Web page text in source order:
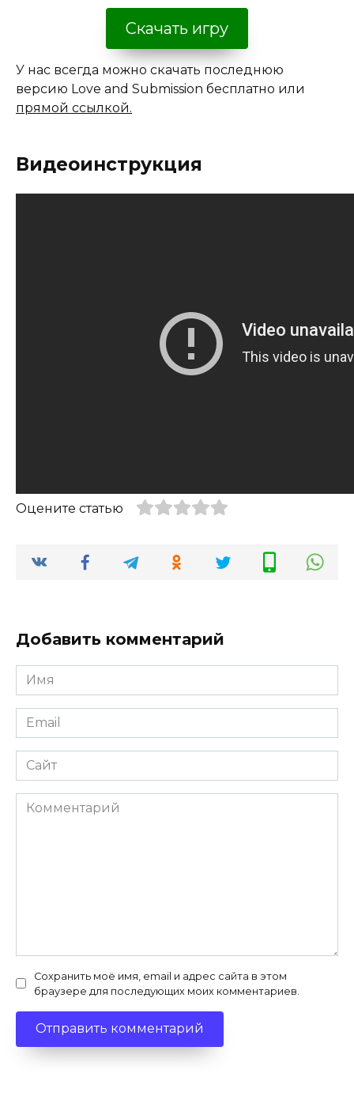
Скачать игру
У нас всегда можно скачать последнюю
версию Love and Submission бесплатно или
прямой ссылкой.
Видеоинструкция
Оцените статью
Добавить комментарий
Имя
*
Email
*
Сайт
Комментарий
Сохранить моё имя, email и адрес сайта в этом
браузере для последующих моих комментариев.